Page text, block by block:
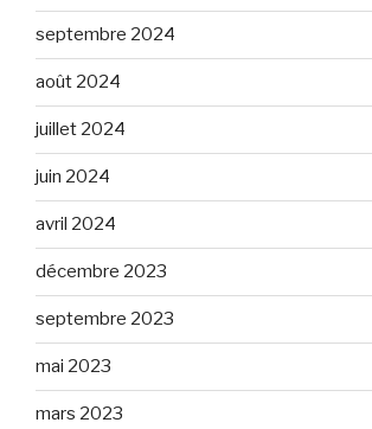
septembre 2024
août 2024
juillet 2024
juin 2024
avril 2024
décembre 2023
septembre 2023
mai 2023
mars 2023